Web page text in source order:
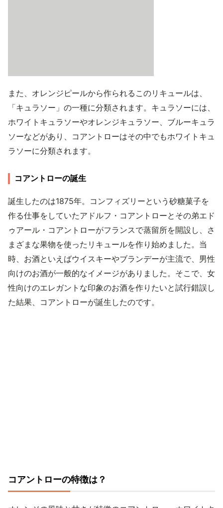
また、オレンジピールから作られるこのリキュールは、
「キュラソー」の一種に分類されます。キュラソーには、
ホワイトキュラソーやオレンジキュラソー、ブルーキュラ
ソーなどがあり、コアントローはその中でもホワイトキュ
ラソーに分類されます。
コアントローの誕生
誕生したのは1875年。コンフィズリーという砂糖菓子を
作る仕事をしていたアドルフ・コアントローとその弟エド
ゥアール・コアントローがフランスで蒸留所を開設し、さ
まざまな果物を使ったリキュールを作り始めました。当
時、お酒といえばウイスキーやブランデーが主流で、男性
向けのお酒が一般的なイメージがありました。そこで、女
性向けのエレガントな印象のお酒を作りたいと試行錯誤し
た結果、コアントローが誕生したのです。
コアントローの特徴は？